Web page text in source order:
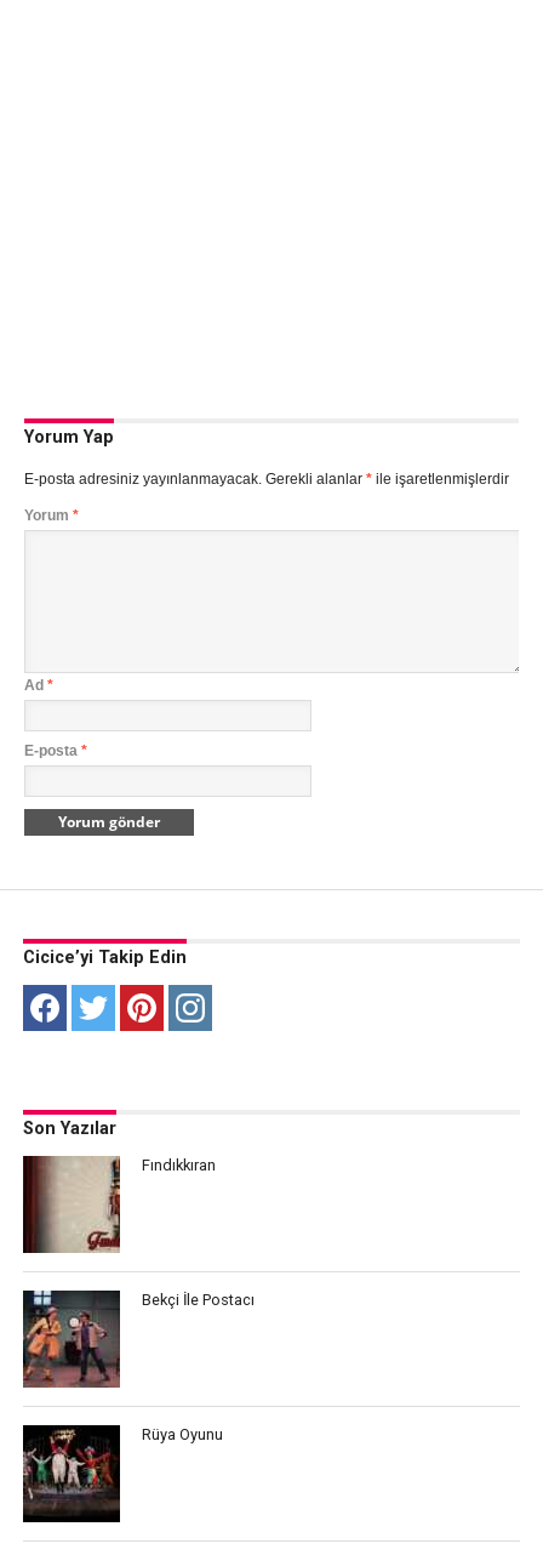
Yorum Yap
E-posta adresiniz yayınlanmayacak. Gerekli alanlar *ile işaretlenmişlerdir
Yorum *
Ad *
E-posta *
Cicice’yi Takip Edin
Son Yazılar
Fındıkkıran
Bekçi İle Postacı
Rüya Oyunu